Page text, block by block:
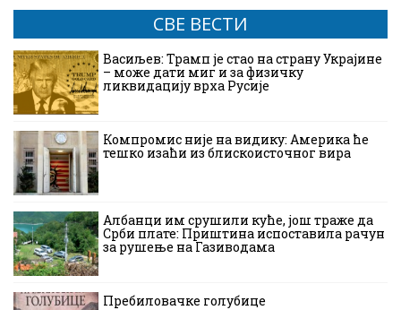
СВЕ ВЕСТИ
Васиљев: Трамп је стао на страну Украјине
– може дати миг и за физичку
ликвидацију врха Русије
Компромис није на видику: Америка ће
тешко изаћи из блискоисточног вира
Албанци им срушили куће, још траже да
Срби плате: Приштина испоставила рачун
за рушење на Газиводама
Пребиловачке голубице